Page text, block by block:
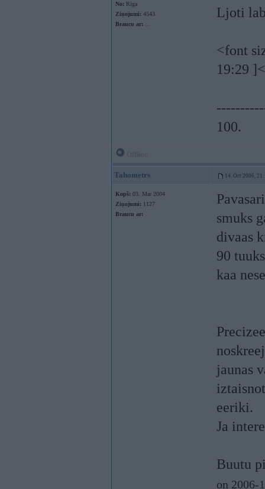
No: Rīga
Ziņojumi: 4543
Braucu ar:
Ljoti
<font
19:29
100.
Tahometrs 14. Oct 2006,
Kopš: 03. Mar 2004
Ziņojumi: 1127
Braucu ar:
smuks
divaas
90
kaa
jaunas
eeriki.
Ja
Buutu
on 2006-